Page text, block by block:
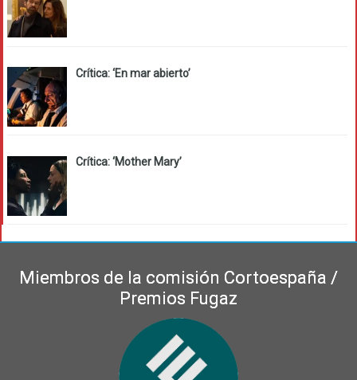
Crítica: ‘En mar abierto’
Crítica: ‘Mother Mary’
Miembros de la comisión Cortoespaña /
Premios Fugaz